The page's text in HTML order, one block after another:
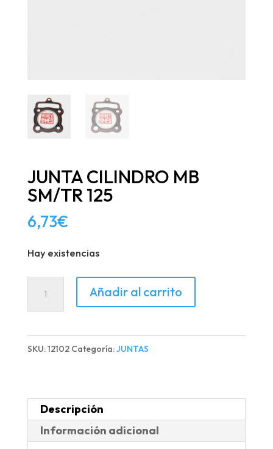
JUNTA CILINDRO MB
SM/TR 125
6,73€
Hay existencias
SM/TR
Añadir al carrito
SKU:12102 Categoría:JUNTAS
Descripción
Información adicional